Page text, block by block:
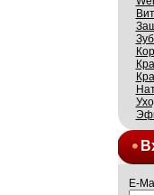
E-